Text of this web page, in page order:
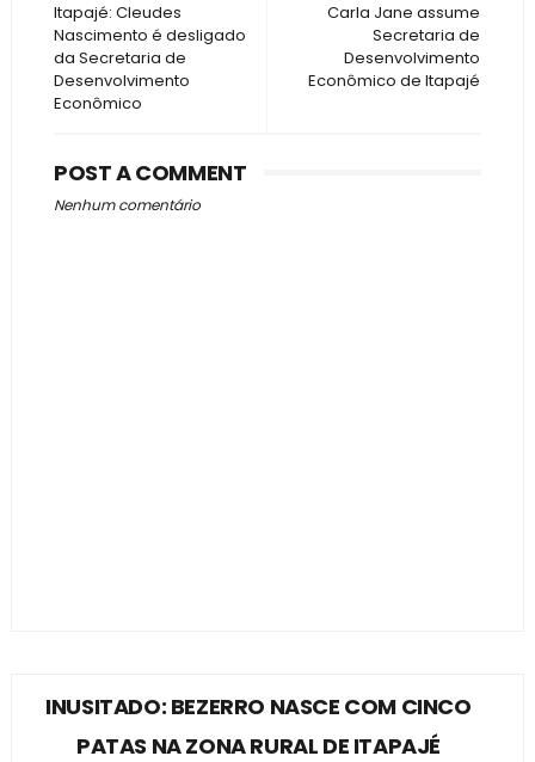
Carla Jane assume
Secretaria de
Desenvolvimento
Econômico de Itapajé
Itapajé: Cleudes
Nascimento é desligado
da Secretaria de
Desenvolvimento
Econômico
POST A COMMENT
Nenhum comentário
INUSITADO: BEZERRO NASCE COM CINCO
PATAS NA ZONA RURAL DE ITAPAJÉ